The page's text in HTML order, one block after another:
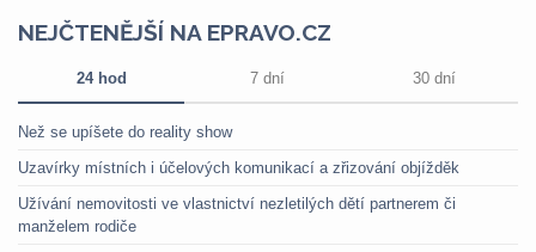
NEJČTENĚJŠÍ NA EPRAVO.CZ
24 hod 7 dní 30 dní
Než se upíšete do reality show
Uzavírky místních i účelových komunikací a zřizování objížděk
Užívání nemovitosti ve vlastnictví nezletilých dětí partnerem či
manželem rodiče